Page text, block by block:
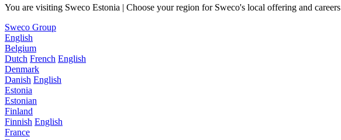
You are visiting Sweco Estonia | Choose your region for Sweco's local offering and careers
Sweco Group
English
Belgium
Dutch French English
Denmark
Danish English
Estonia
Estonian
Finland
Finnish English
France